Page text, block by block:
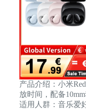
产品介绍：小米
放时间，配备
适用人群：音乐爱